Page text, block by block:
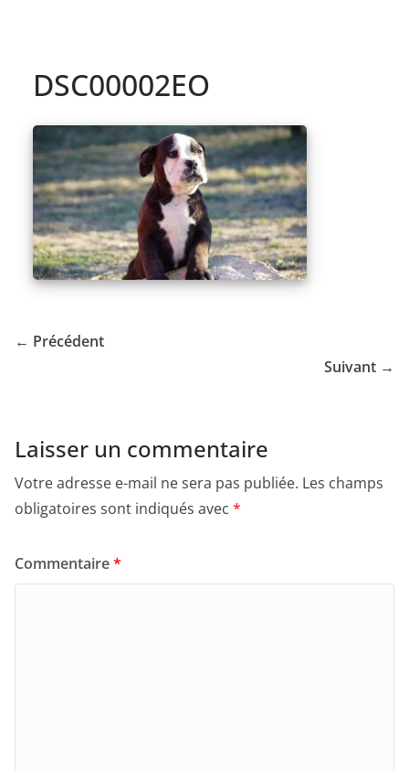
DSC00002EO
← Précédent
Suivant →
Laisser un commentaire
Votre adresse e-mail ne sera pas publiée. Les champs
obligatoires sont indiqués avec *
Commentaire*